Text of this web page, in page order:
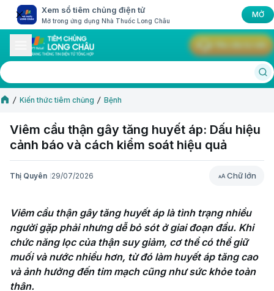
Xem sổ tiêm chủng điện tử
Mở trong ứng dụng Nhà Thuốc Long Châu
MỞ
Kiến thức tiêm chủng Bệnh
Viêm cầu thận gây tăng huyết áp: Dấu hiệu
cảnh báo và cách kiểm soát hiệu quả
Thị Quyên 29/07/2026 Chữ lớn
Chữ lớn
Viêm cầu thận gây tăng huyết áp là tình trạng nhiều
người gặp phải nhưng dễ bỏ sót ở giai đoạn đầu. Khi
chức năng lọc của thận suy giảm, cơ thể có thể giữ
muối và nước nhiều hơn, từ đó làm huyết áp tăng cao
và ảnh hưởng đến tim mạch cũng như sức khỏe toàn
thân.